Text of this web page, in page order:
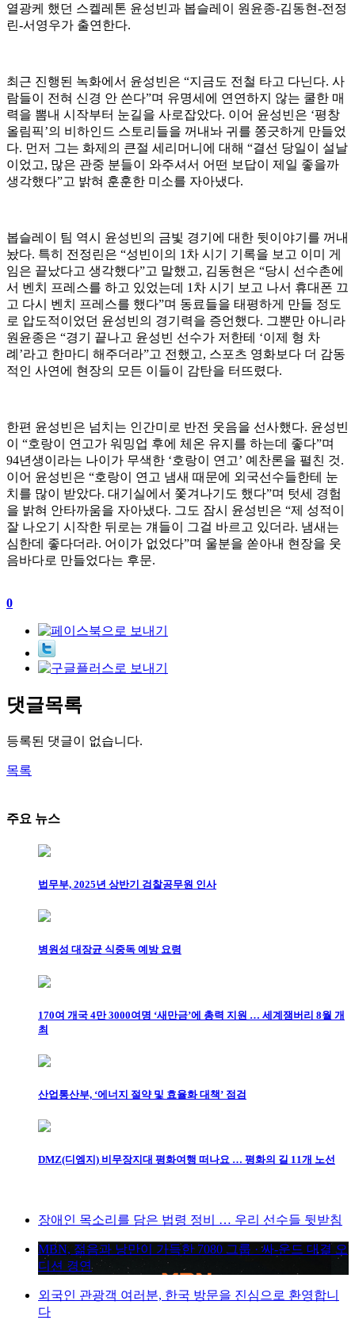
열광케 했던 스켈레톤 윤성빈과 봅슬레이 원윤종-김동현-전정
린-서영우가 출연한다.
최근 진행된 녹화에서 윤성빈은 “지금도 전철 타고 다닌다. 사
람들이 전혀 신경 안 쓴다”며 유명세에 연연하지 않는 쿨한 매
력을 뽐내 시작부터 눈길을 사로잡았다. 이어 윤성빈은 ‘평창
올림픽’의 비하인드 스토리들을 꺼내놔 귀를 쫑긋하게 만들었
다. 먼저 그는 화제의 큰절 세리머니에 대해 “결선 당일이 설날
이었고, 많은 관중 분들이 와주셔서 어떤 보답이 제일 좋을까
생각했다”고 밝혀 훈훈한 미소를 자아냈다.
봅슬레이 팀 역시 윤성빈의 금빛 경기에 대한 뒷이야기를 꺼내
놨다. 특히 전정린은 “성빈이의 1차 시기 기록을 보고 이미 게
임은 끝났다고 생각했다”고 말했고, 김동현은 “당시 선수촌에
서 벤치 프레스를 하고 있었는데 1차 시기 보고 나서 휴대폰 끄
고 다시 벤치 프레스를 했다”며 동료들을 태평하게 만들 정도
로 압도적이었던 윤성빈의 경기력을 증언했다. 그뿐만 아니라
원윤종은 “경기 끝나고 윤성빈 선수가 저한테 ‘이제 형 차
례’라고 한마디 해주더라”고 전했고, 스포츠 영화보다 더 감동
적인 사연에 현장의 모든 이들이 감탄을 터뜨렸다.
한편 윤성빈은 넘치는 인간미로 반전 웃음을 선사했다. 윤성빈
이 “호랑이 연고가 워밍업 후에 체온 유지를 하는데 좋다”며
94년생이라는 나이가 무색한 ‘호랑이 연고’ 예찬론을 펼친 것.
이어 윤성빈은 “호랑이 연고 냄새 때문에 외국선수들한테 눈
치를 많이 받았다. 대기실에서 쫓겨나기도 했다”며 텃세 경험
을 밝혀 안타까움을 자아냈다. 그도 잠시 윤성빈은 “제 성적이
잘 나오기 시작한 뒤로는 걔들이 그걸 바르고 있더라. 냄새는
심한데 좋다더라. 어이가 없었다”며 울분을 쏟아내 현장을 웃
음바다로 만들었다는 후문.
0
댓글목록
등록된 댓글이 없습니다.
목록
주요 뉴스
법무부, 2025년 상반기 검찰공무원 인사
병원성 대장균 식중독 예방 요령
170여 개국 4만 3000여명 ‘새만금’에 총력 지원 … 세계잼버리 8월 개
최
산업통산부, ‘에너지 절약 및 효율화 대책’ 점검
DMZ(디엠지) 비무장지대 평화여행 떠나요 … 평화의 길 11개 노선
장애인 목소리를 담은 법령 정비 … 우리 선수들 뒷받침
MBN, 젊음과 낭만이 가득한 7080 그룹 · 싸-운드 대결 오
디션 경연
외국인 관광객 여러분, 한국 방문을 진심으로 환영합니
다